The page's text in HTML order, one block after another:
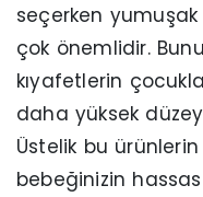
seçerken
çok önemlidir.
kıyafetlerin
daha yüksek
Üstelik bu
bebeğinizin